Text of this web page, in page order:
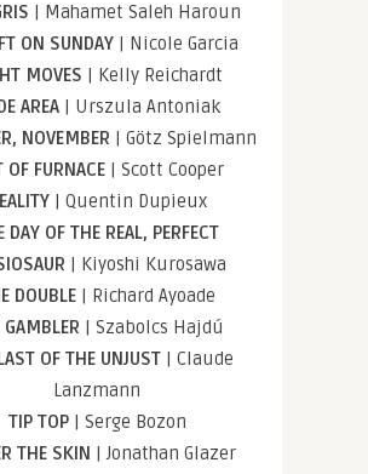
| Mahamet Saleh Haroun
ON SUNDAY | Nicole Garcia
MOVES | Kelly Reichardt
AREA | Urszula Antoniak
NOVEMBER | Götz Spielmann
OF FURNACE| Scott Cooper
| Quentin Dupieux
DAY OF THE REAL, PERFECT
| Kiyoshi Kurosawa
DOUBLE| Richard Ayoade
GAMBLER | Szabolcs Hajdú
OF THE UNJUST| Claude
Lanzmann
TIP TOP| Serge Bozon
THE SKIN | Jonathan Glazer